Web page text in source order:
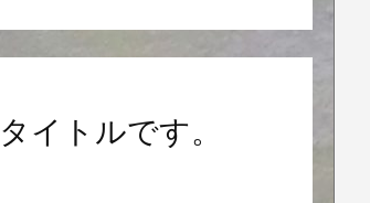
イトルです。